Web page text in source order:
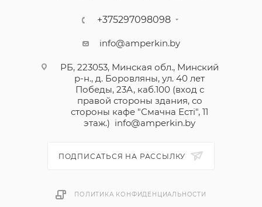
+375297098098
info@amperkin.by
РБ, 223053, Минская обл., Минский
р-н., д. Боровляны, ул. 40 лет
Победы, 23А, каб.100 (вход с
правой стороны здания, со
стороны кафе "Смачна Естi", 11
этаж.) info@amperkin.by
ПОДПИСАТЬСЯ НА РАССЫЛКУ
ПОЛИТИКА КОНФИДЕНЦИАЛЬНОСТИ